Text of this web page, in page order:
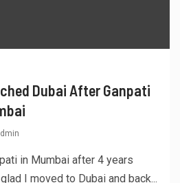
Dubai After Ganpati
in Mumbai after 4 years
I moved to Dubai and back...